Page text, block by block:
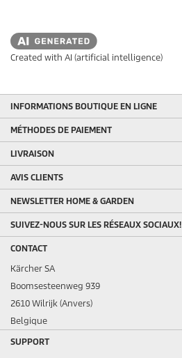
Created with AI (artificial intelligence)
INFORMATIONS BOUTIQUE EN LIGNE
MÉTHODES DE PAIEMENT
LIVRAISON
AVIS CLIENTS
NEWSLETTER HOME & GARDEN
SUIVEZ-NOUS SUR LES RÉSEAUX SOCIAUX!
CONTACT
Kärcher SA
Boomsesteenweg 939
2610 Wilrijk (Anvers)
Belgique
SUPPORT